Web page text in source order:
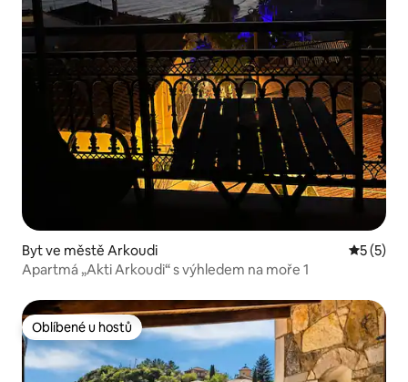
Byt ve městě Arkoudi
5 (5)
Apartmá „Akti Arkoudi“ s výhledem na moře 1
Oblíbené u hostů
Oblíbené u hostů